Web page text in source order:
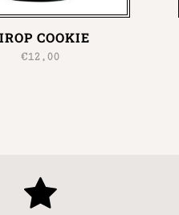
COOKIE
€12,00
